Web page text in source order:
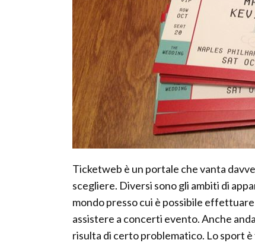
Ticketweb è un portale che vanta
scegliere. Diversi sono gli ambiti di
mondo presso cui è possibile
assistere a concerti evento. Anche
risulta di certo problematico. Lo sport